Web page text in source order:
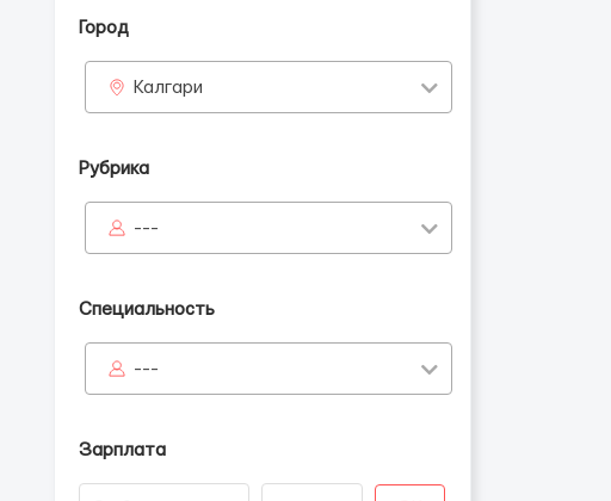
Город
Калгари
Рубрика
---
Специальность
---
Зарплата